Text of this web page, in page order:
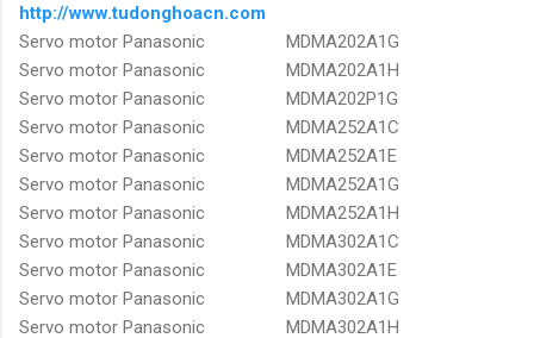
http://www.tudonghoacn.com
Servo motor Panasonic
MDMA202A1G
Servo motor Panasonic
MDMA202A1H
Servo motor Panasonic
MDMA202P1G
Servo motor Panasonic
MDMA252A1C
Servo motor Panasonic
MDMA252A1E
Servo motor Panasonic
MDMA252A1G
Servo motor Panasonic
MDMA252A1H
Servo motor Panasonic
MDMA302A1C
Servo motor Panasonic
MDMA302A1E
Servo motor Panasonic
MDMA302A1G
Servo motor Panasonic
MDMA302A1H